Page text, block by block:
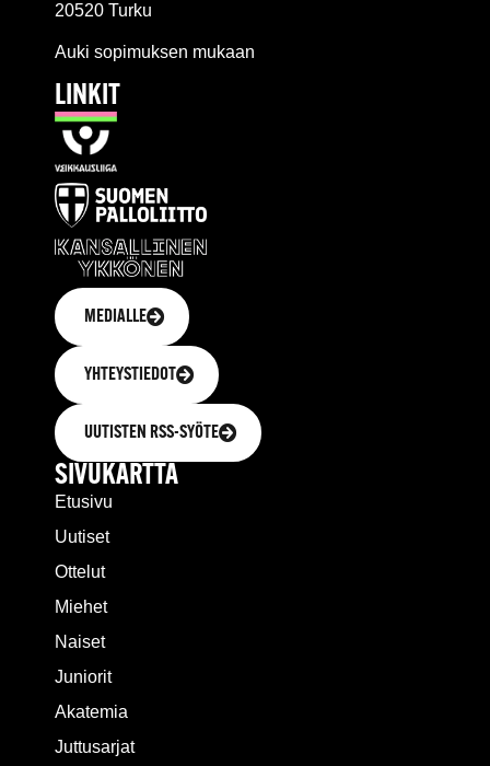
20520 Turku
Auki sopimuksen mukaan
LINKIT
MEDIALLE
YHTEYSTIEDOT
UUTISTEN RSS-SYÖTE
SIVUKARTTA
Etusivu
Uutiset
Ottelut
Miehet
Naiset
Juniorit
Akatemia
Juttusarjat